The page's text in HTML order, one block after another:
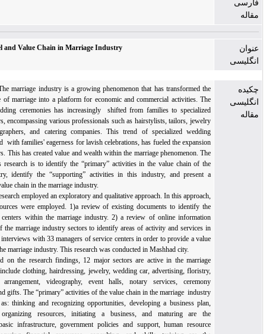
Business Model and Value Chain in Marriage Industry
Introduction: The marriage industry is a growing phenomenon that has transformed the
cultural purpose of marriage into a platform for economic and commercial activities. The
planning of wedding ceremonies has increasingly shifted from families to specialized
service providers, encompassing various professionals such as hairstylists, tailors, jewelry
vendors, photographers, and catering companies. This trend of specialized wedding
services, coupled with families' eagerness for lavish celebrations, has fueled the expansion
of service centers. This has created value and wealth within the marriage phenomenon. The
objective of this research is to identify the “primary” activities in the value chain of the
marriage industry, identify the “supporting” activities in this industry, and present a
“model” of the value chain in the marriage industry.
Method: This research employed an exploratory and qualitative approach. In this approach,
three primary sources were employed. 1)a review of existing documents to identify the
various activity centers within the marriage industry. 2) a review of online information
pages of each of the marriage industry sectors to identify areas of activity and services in
this industry. 3) interviews with 33 managers of service centers in order to provide a value
chain model in the marriage industry. This research was conducted in Mashhad city.
Findings: Based on the research findings, 12 major sectors are active in the marriage
industry which include clothing, hairdressing, jewelry, wedding car, advertising, floristry,
wedding table arrangement, videography, event halls, notary services, ceremony
management, and gifts. The “primary” activities of the value chain in the marriage industry
were identified as: thinking and recognizing opportunities, developing a business plan,
attracting and organizing resources, initiating a business, and maturing are the
“Furthermore, basic infrastructure, government policies and support, human resource